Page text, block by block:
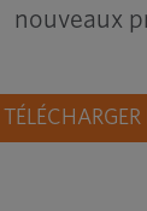
nouveaux